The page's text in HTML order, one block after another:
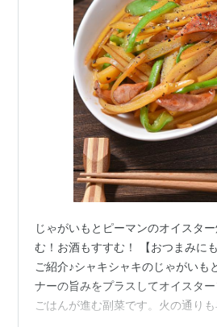
じゃがいもとピーマンのオイスタ
む！お酒もすすむ！ 【おつまみに
ご紹介♪シャキシャキのじゃがいも
ナーの旨みをプラスしてオイスター
ごはんが進む副菜です。火の通り